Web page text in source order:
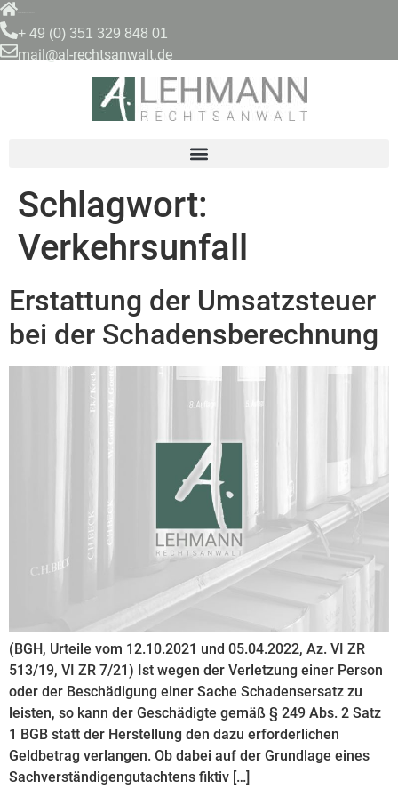
springen
+ 49 (0) 351 329 848 01
mail@al-rechtsanwalt.de
Schlagwort:
Verkehrsunfall
Erstattung der Umsatzsteuer
bei der Schadensberechnung
(BGH, Urteile vom 12.10.2021 und 05.04.2022, Az. VI ZR
513/19, VI ZR 7/21) Ist wegen der Verletzung einer Person
oder der Beschädigung einer Sache Schadensersatz zu
leisten, so kann der Geschädigte gemäß § 249 Abs. 2 Satz
1 BGB statt der Herstellung den dazu erforderlichen
Geldbetrag verlangen. Ob dabei auf der Grundlage eines
Sachverständigengutachtens fiktiv […]